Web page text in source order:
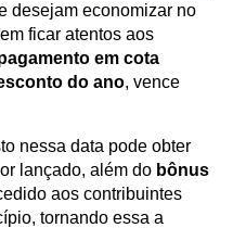
desejam economizar no
ficar atentos aos
em cota
do ano, vence
nessa data pode obter
lançado, além do bônus
aos contribuintes
tornando essa a